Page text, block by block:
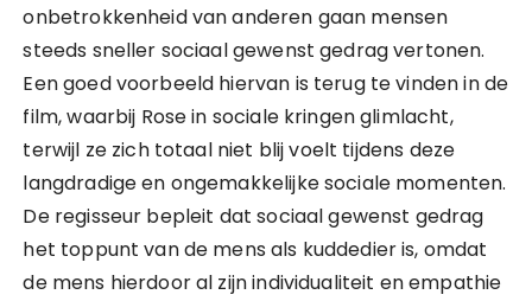
onbetrokkenheid van anderen gaan mensen
steeds sneller sociaal gewenst gedrag vertonen.
Een goed voorbeeld hiervan is terug te vinden in de
film, waarbij Rose in sociale kringen glimlacht,
terwijl ze zich totaal niet blij voelt tijdens deze
langdradige en ongemakkelijke sociale momenten.
De regisseur bepleit dat sociaal gewenst gedrag
het toppunt van de mens als kuddedier is, omdat
de mens hierdoor al zijn individualiteit en empathie